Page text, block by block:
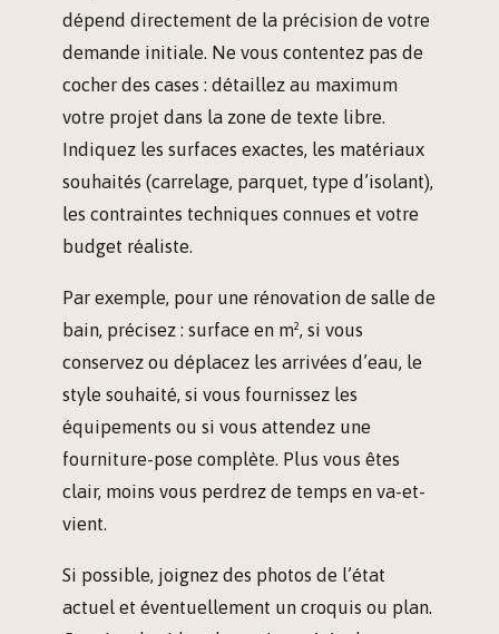
dépend directement de la précision de votre
demande initiale. Ne vous contentez pas de
cocher des cases : détaillez au maximum
votre projet dans la zone de texte libre.
Indiquez les surfaces exactes, les matériaux
souhaités (carrelage, parquet, type d’isolant),
les contraintes techniques connues et votre
budget réaliste.
Par exemple, pour une rénovation de salle de
bain, précisez : surface en m², si vous
conservez ou déplacez les arrivées d’eau, le
style souhaité, si vous fournissez les
équipements ou si vous attendez une
fourniture-pose complète. Plus vous êtes
clair, moins vous perdrez de temps en va-et-
vient.
Si possible, joignez des photos de l’état
actuel et éventuellement un croquis ou plan.